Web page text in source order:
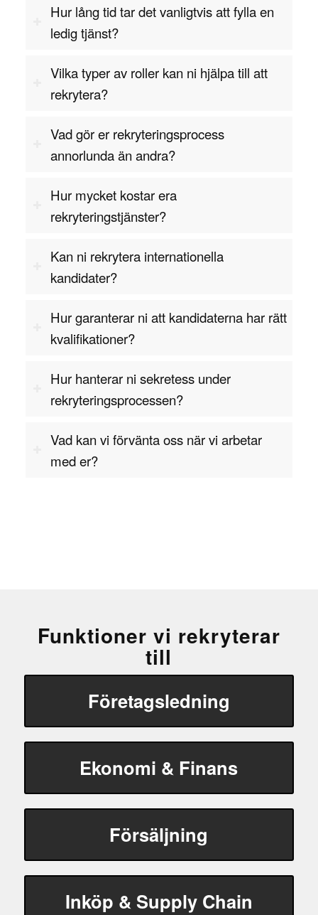
företaget har tillgång till den utrustning som
behövs för att kunna genomföra projekt i tid och
inom budget.
Sammanfattning
för företag som vill säkerställa att deras
inköpsstrategier är kostnadseffektiva, hållbara
Category Manager ansvarar för att hantera
specifika produktkategorier, förhandla med
maximerar värdet från inköpen. Med rätt
kombination av strategisk förmåga, analytisk
Category Manager hjälpa företaget att optimera
sina inköp, förbättra leveranskedjan och
Vill du veta mer om hur vi kan hjälpa dig att
rekrytera en Category Manager?
Kontakta oss för offert
Hur lång tid tar det vanligtvis att fylla en
ledig tjänst?
Vilka typer av roller kan ni hjälpa till att
rekrytera?
Vad gör er rekryteringsprocess
annorlunda än andra?
Hur mycket kostar era
rekryteringstjänster?
Kan ni rekrytera internationella
kandidater?
Hur garanterar ni att kandidaterna har rätt
kvalifikationer?
Hur hanterar ni sekretess under
rekryteringsprocessen?
Vad kan vi förvänta oss när vi arbetar
med er?
Funktioner vi rekryterar
till
Företagsledning
Ekonomi & Finans
Försäljning
Inköp & Supply Chain